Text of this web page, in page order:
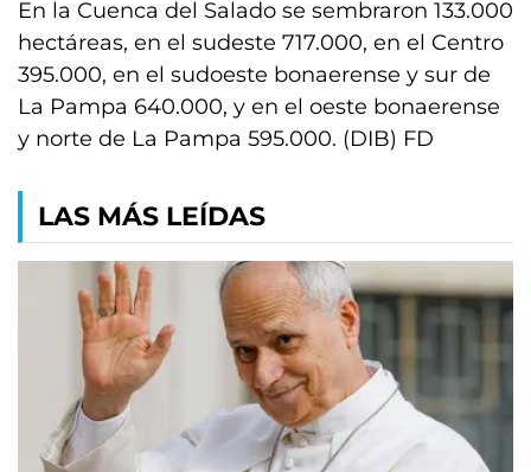
En la Cuenca del Salado se sembraron 133.000
hectáreas, en el sudeste 717.000, en el Centro
395.000, en el sudoeste bonaerense y sur de
La Pampa 640.000, y en el oeste bonaerense
y norte de La Pampa 595.000. (DIB) FD
LAS MÁS LEÍDAS